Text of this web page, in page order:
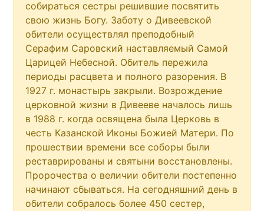
собираться сестры решившие посвятить
свою жизнь Богу. Заботу о Дивеевской
обители осуществлял преподобный
Серафим Саровский наставляемый Самой
Царицей Небесной. Обитель пережила
периоды расцвета и полного разорения. В
1927 г. монастырь закрыли. Возрождение
церковной жизни в Дивееве началось лишь
в 1988 г. когда освящена была Церковь в
честь Казанской Иконы Божией Матери. По
прошествии времени все соборы были
реставрированы и святыни восстановлены.
Пророчества о величии обители постепенно
начинают сбываться. На сегодняшний день в
обители собралось более 450 сестер,